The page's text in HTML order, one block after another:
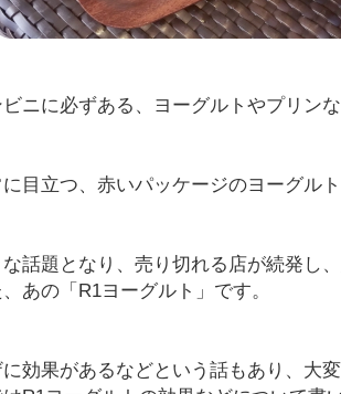
ニに必ずある、ヨーグルトやプリン
目立つ、赤いパッケージのヨーグルト
話題となり、売り切れる店が続発し
あの「R1ヨーグルト」です。
効果があるなどという話もあり、大